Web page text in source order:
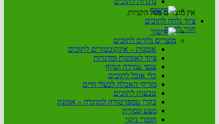
אין מוצרים בסל הקניות.
חזור לחנות
ציוד נלווה לתוכים
מוצרים נלווים לתוכים
אומנות – אינקובטורים לתוכים
ציוד לאומנות ומדגרות
ענפי עמידה ושיוף
כלי אוכל לתוכים
מזרקי האכלה לבעלי חיים
טבעות לתוכים
בקרי טמפרטורה למדגרה – אומנת
מצע ונסורת
חומרי ניקוי